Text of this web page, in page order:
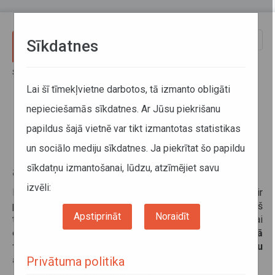
Sākums
Licence pasažieru komercpārvadājumiem ar vieglo automobili
Licence pasažieru
komercpārvadājumiem ar vieglo
automobili
Pasažieru komercpārvadājums ar vieglo automobili ir
pārvadājums līdztekus taksometru pakalpojumiem, kurš
tiek piedāvāts, pieprasīts un apstiprināts, izmantojot, tikai
elektronisko sakaru līdzekļustiešsaistes režīmā
tīmekļvietnē vai mobilajā lietotnē, un par kuru
apmaksa tiek veikta tikai bezskaidrā naudā.
Sīkdatnes
Lai šī tīmekļvietne darbotos, tā izmanto obligāti
nepieciešamās sīkdatnes. Ar Jūsu piekrišanu
papildus šajā vietnē var tikt izmantotas statistikas
un sociālo mediju sīkdatnes. Ja piekrītat šo papildu
sīkdatņu izmantošanai, lūdzu, atzīmējiet savu
izvēli:
Apstiprināt Noraidīt
Privātuma politika